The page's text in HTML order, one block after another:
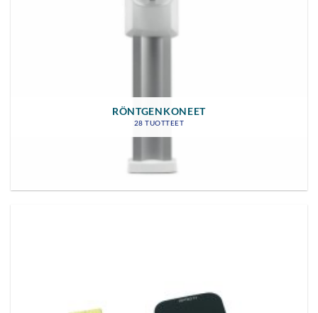
RÖNTGENKONEET
28 TUOTTEET